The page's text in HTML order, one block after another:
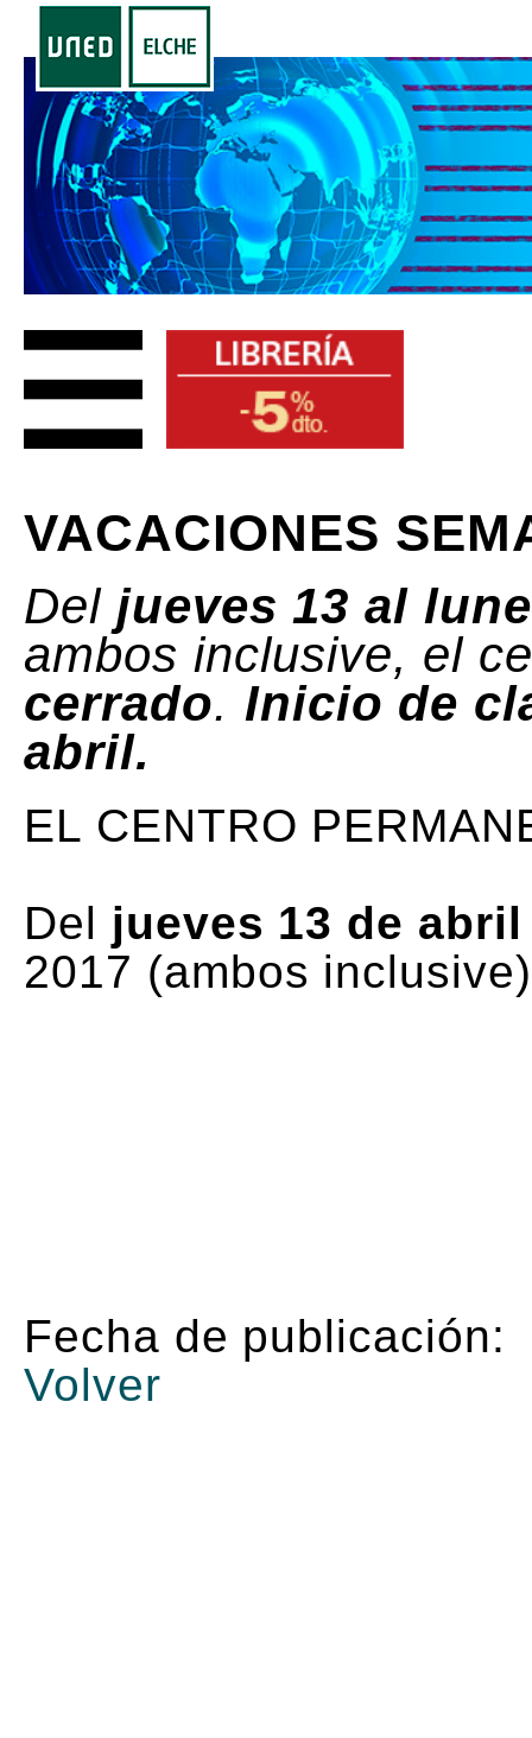
VACACIONES
Del jueves 13 al
ambos inclusive, el
cerrado. Inicio de
abril.
EL CENTRO
Del jueves 13 de abril
2017 (ambos inclusive)
Fecha de publicación:
Volver